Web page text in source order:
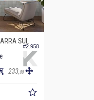
#2.958
SUL
233,00